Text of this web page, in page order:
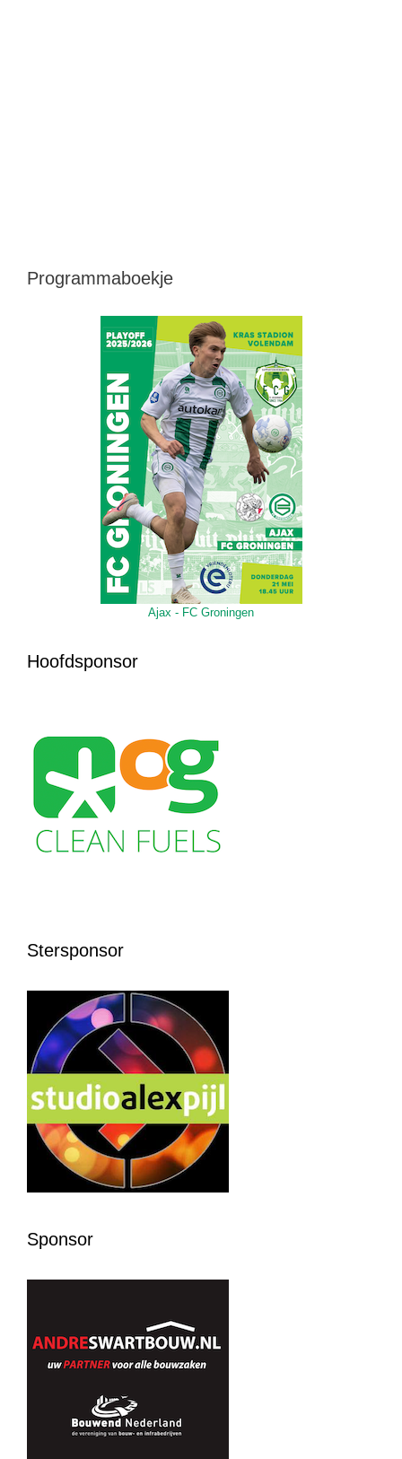
Programmaboekje
Ajax - FC Groningen
Hoofdsponsor
Stersponsor
Sponsor